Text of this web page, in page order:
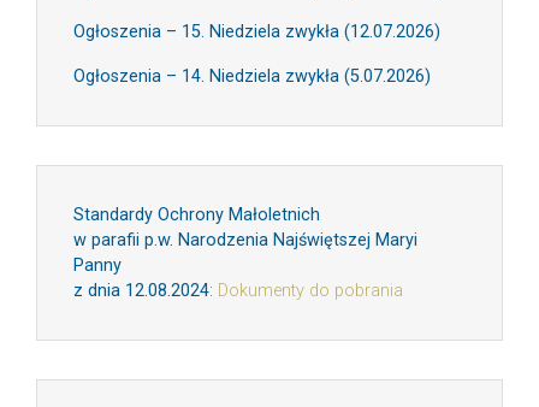
Ogłoszenia – 15. Niedziela zwykła (12.07.2026)
Ogłoszenia – 14. Niedziela zwykła (5.07.2026)
Standardy Ochrony Małoletnich
w parafii p.w. Narodzenia Najświętszej Maryi
Panny
z dnia 12.08.2024: Dokumenty do pobrania